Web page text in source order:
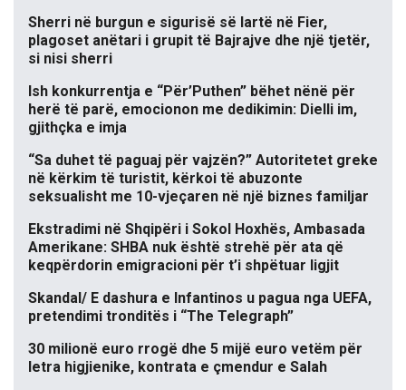
Sherri në burgun e sigurisë së lartë në Fier,
plagoset anëtari i grupit të Bajrajve dhe një tjetër,
si nisi sherri
Ish konkurrentja e “Për’Puthen” bëhet nënë për
herë të parë, emocionon me dedikimin: Dielli im,
gjithçka e imja
“Sa duhet të paguaj për vajzën?” Autoritetet greke
në kërkim të turistit, kërkoi të abuzonte
seksualisht me 10-vjeçaren në një biznes familjar
Ekstradimi në Shqipëri i Sokol Hoxhës, Ambasada
Amerikane: SHBA nuk është strehë për ata që
keqpërdorin emigracioni për t’i shpëtuar ligjit
Skandal/ E dashura e Infantinos u pagua nga UEFA,
pretendimi tronditës i “The Telegraph”
30 milionë euro rrogë dhe 5 mijë euro vetëm për
letra higjienike, kontrata e çmendur e Salah